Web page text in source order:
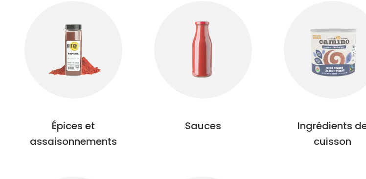
Épices et
assaisonnements
Sauces
Ingrédients
cuisson